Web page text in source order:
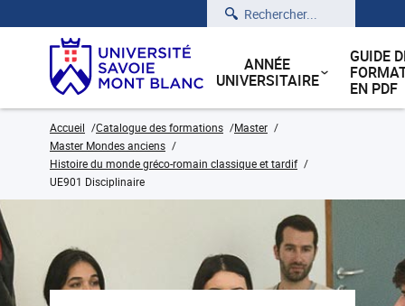
Rechercher
ANNÉE
UNIVERSITAIRE
GUIDE
EN PDF
Accueil Catalogue des formations
Master
Master Mondes anciens
Histoire du monde gréco-romain classique et tardif
UE901 Disciplinaire